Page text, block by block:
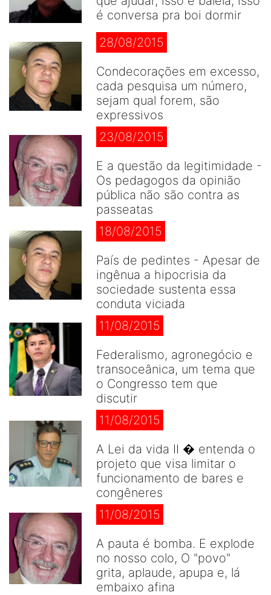
é conversa pra boi dormir
28/08/2015
Condecorações em excesso,
cada pesquisa um número,
sejam qual forem, são
expressivos
23/08/2015
E a questão da legitimidade -
Os pedagogos da opinião
pública não são contra as
passeatas
18/08/2015
País de pedintes - Apesar de
ingênua a hipocrisia da
sociedade sustenta essa
conduta viciada
11/08/2015
Federalismo, agronegócio e
transoceânica, um tema que
o Congresso tem que
discutir
11/08/2015
A Lei da vida II � entenda o
projeto que visa limitar o
funcionamento de bares e
congêneres
11/08/2015
A pauta é bomba. E explode
no nosso colo, O "povo"
grita, aplaude, apupa e, lá
embaixo afina